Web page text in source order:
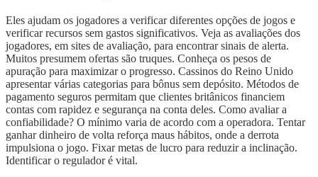
Eles ajudam os jogadores a verificar diferentes opções de jogos e
verificar recursos sem gastos significativos. Veja as avaliações dos
jogadores, em sites de avaliação, para encontrar sinais de alerta.
Muitos presumem ofertas são truques. Conheça os pesos de
apuração para maximizar o progresso. Cassinos do Reino Unido
apresentar várias categorias para bônus sem depósito. Métodos de
pagamento seguros permitam que clientes britânicos financiem
contas com rapidez e segurança na conta deles. Como avaliar a
confiabilidade? O mínimo varia de acordo com a operadora. Tentar
ganhar dinheiro de volta reforça maus hábitos, onde a derrota
impulsiona o jogo. Fixar metas de lucro para reduzir a inclinação.
Identificar o regulador é vital.